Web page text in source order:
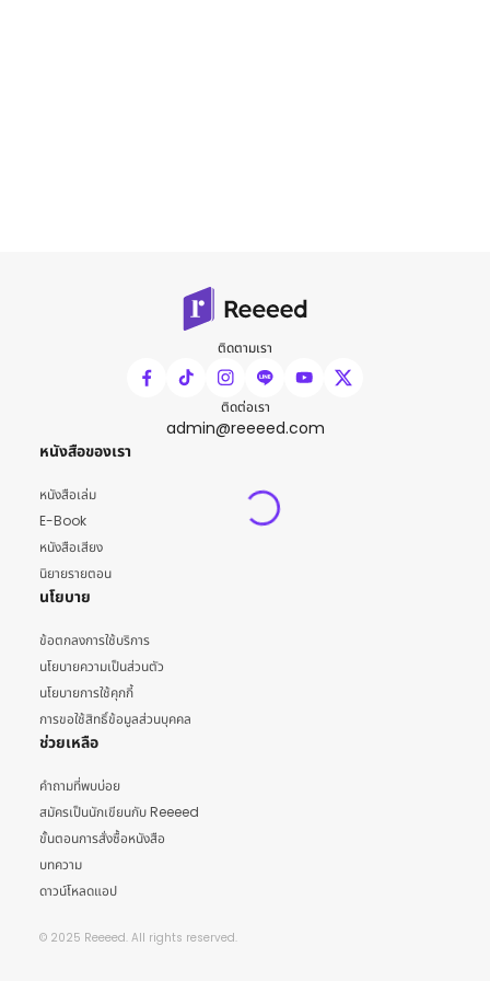
ติดตามเรา
ติดต่อเรา
admin@reeeed.com
หนังสือของเรา
หนังสือเล่ม
E-Book
หนังสือเสียง
นิยายรายตอน
นโยบาย
ข้อตกลงการใช้บริการ
นโยบายความเป็นส่วนตัว
นโยบายการใช้คุกกี้
การขอใช้สิทธิ์ข้อมูลส่วนบุคคล
ช่วยเหลือ
คำถามที่พบบ่อย
สมัครเป็นนักเขียนกับ Reeeed
ขั้นตอนการสั่งซื้อหนังสือ
บทความ
ดาวน์โหลดแอป
© 2025 Reeeed. All rights reserved.